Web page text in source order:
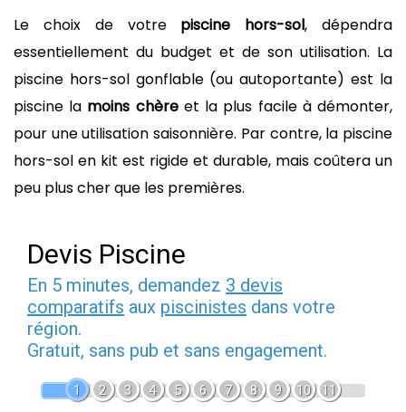
Le choix de votre piscine hors-sol, dépendra
essentiellement du budget et de son utilisation. La
piscine hors-sol gonflable (ou autoportante) est la
piscine la moins chèreet la plus facile à démonter,
pour une utilisation saisonnière. Par contre, la piscine
hors-sol en kit est rigide et durable, mais coûtera un
peu plus cher que les premières.
Devis Piscine
En 5 minutes, demandez 3 devis
comparatifs aux piscinistes dans votre
région.
Gratuit, sans pub et sans engagement.
1 2 3 4 5 6 7 8 9 10 11